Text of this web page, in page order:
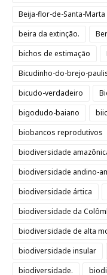
Beija-flor-de-Santa-Marta
beira da extinção.
bichos de estimação
Bicudinho-do-brejo-
bicudo-verdadeiro
bigodudo-baiano
biobancos reprodutivos
biodiversidade
biodiversidade andino-
biodiversidade ártica
biodiversidade da
biodiversidade de alta
biodiversidade insular
biodiversidade.